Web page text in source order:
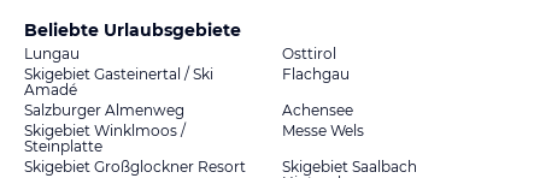
Beliebte Urlaubsgebiete
Lungau
Osttirol
Skigebiet Gasteinertal / Ski
Amadé
Flachgau
Salzburger Almenweg
Achensee
Skigebiet Winklmoos /
Steinplatte
Messe Wels
Skigebiet Großglockner Resort
Skigebiet Saalbach